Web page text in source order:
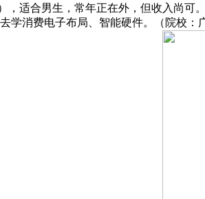
适合男生，常年正在外，但收入尚
学消费电子布局、智能硬件。（院校